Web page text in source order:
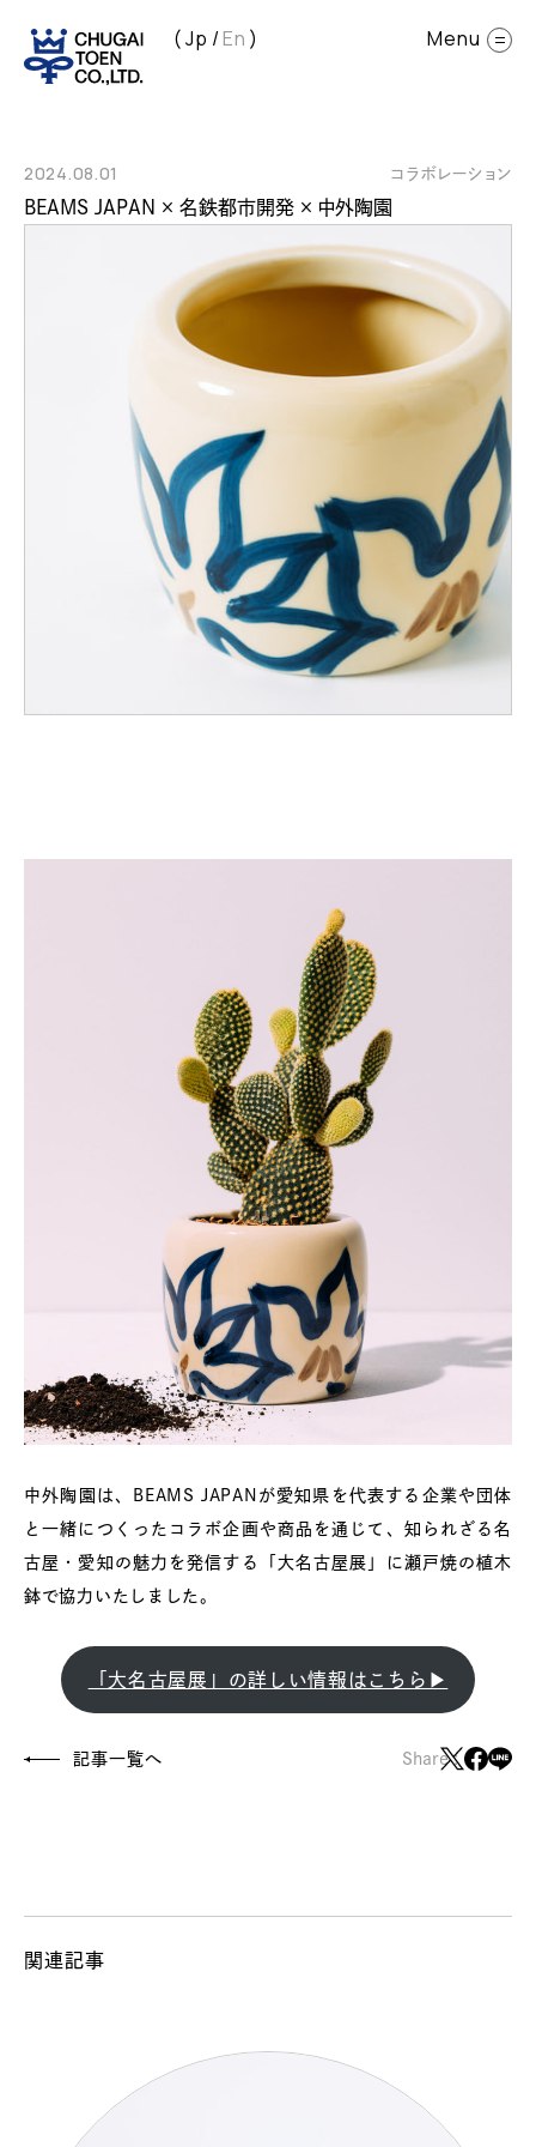
Jp En
2024.08.01 コラボレーション
BEAMS JAPAN × 名鉄都市開発 × 中外陶園
中外陶園は、BEAMS JAPANが愛知県を代表する企業や団体
と一緒につくったコラボ企画や商品を通じて、知られざる名
古屋・愛知の魅力を発信する「大名古屋展」に瀬戸焼の植木
鉢で協力いたしました。
「大名古屋展」の詳しい情報はこちら▶
Share :
記事一覧へ
関連記事